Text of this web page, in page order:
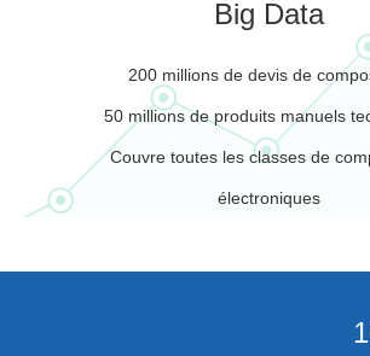
Big Data
200 millions de devis de
50 millions de produits manuels
Couvre toutes les classes de
électroniques